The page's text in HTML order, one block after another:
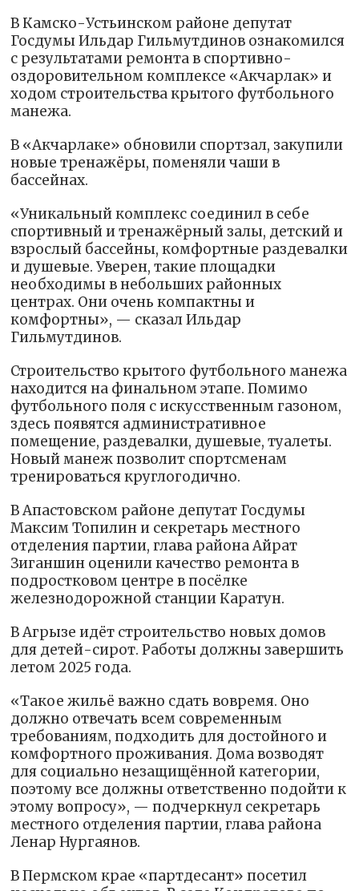
В Камско-Устьинском районе депутат
Госдумы Ильдар Гильмутдинов ознакомился
с результатами ремонта в спортивно-
оздоровительном комплексе «Акчарлак» и
ходом строительства крытого футбольного
манежа.
В «Акчарлаке» обновили спортзал, закупили
новые тренажёры, поменяли чаши в
бассейнах.
«Уникальный комплекс соединил в себе
спортивный и тренажёрный залы, детский и
взрослый бассейны, комфортные раздевалки
и душевые. Уверен, такие площадки
необходимы в небольших районных
центрах. Они очень компактны и
комфортны», — сказал Ильдар
Гильмутдинов.
Строительство крытого футбольного манежа
находится на финальном этапе. Помимо
футбольного поля с искусственным газоном,
здесь появятся административное
помещение, раздевалки, душевые, туалеты.
Новый манеж позволит спортсменам
тренироваться круглогодично.
В Апастовском районе депутат Госдумы
Максим Топилин и секретарь местного
отделения партии, глава района Айрат
Зиганшин оценили качество ремонта в
подростковом центре в посёлке
железнодорожной станции Каратун.
В Агрызе идёт строительство новых домов
для детей-сирот. Работы должны завершить
летом 2025 года.
«Такое жильё важно сдать вовремя. Оно
должно отвечать всем современным
требованиям, подходить для достойного и
комфортного проживания. Дома возводят
для социально незащищённой категории,
поэтому все должны ответственно подойти к
этому вопросу», — подчеркнул секретарь
местного отделения партии, глава района
Ленар Нургаянов.
В Пермском крае «партдесант» посетил